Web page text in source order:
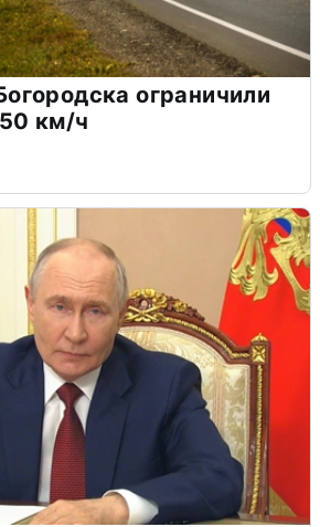
ограничили
км/ч